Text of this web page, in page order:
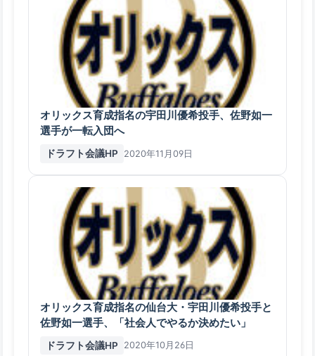
オリックス育成指名の宇田川優希投手、佐野如一
選手が一転入団へ
ドラフト会議HP 2020年11月09日
オリックス育成指名の仙台大・宇田川優希投手と
佐野如一選手、「社会人でやるか決めたい」
ドラフト会議HP 2020年10月26日